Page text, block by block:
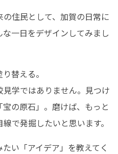
住民として、加賀の日常に
一日をデザインしてみまし
替える。
学ではありません。見つけ
の原石」。磨けば、もっと
で発掘したいと思います。
い「アイデア」を教えてく